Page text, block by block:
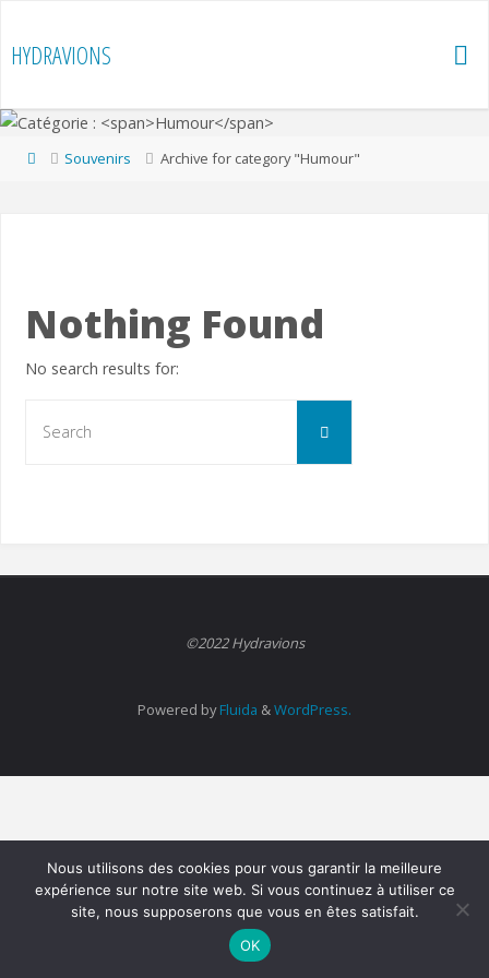
content
HYDRAVIONS
HomeSouvenirs Archive for category "Humour"
Nothing Found
No search results for:
Search
©2022 Hydravions
Powered byFluida &WordPress.
Nous utilisons des cookies pour vous garantir la meilleure
expérience sur notre site web. Si vous continuez à utiliser ce
site, nous supposerons que vous en êtes satisfait.
OK